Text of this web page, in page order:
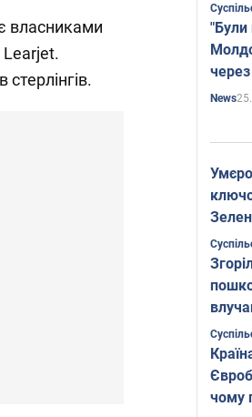
власниками
Learjet.
"Були
News
Фото
чому